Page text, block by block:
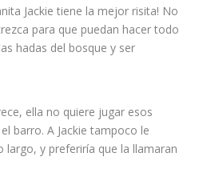
Jackie tiene la mejor risita! No
para que puedan hacer todo
hadas del bosque y ser
ella no quiere jugar esos
barro. A Jackie tampoco le
largo, y preferiría que la llamaran